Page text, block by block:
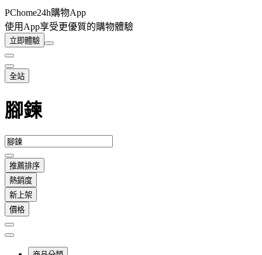
PChome24h購物App
使用App享受更優質的購物體驗
立即體驗
全站
腳鍊
推薦排序
熱銷度
新上架
價格